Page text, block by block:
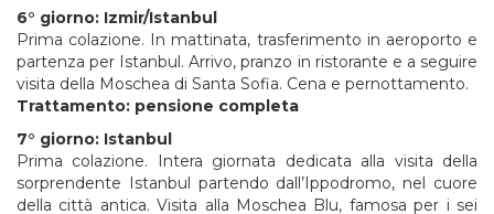
6° giorno: Izmir/Istanbul
Prima colazione. In mattinata, trasferimento in aeroporto e
partenza per Istanbul. Arrivo, pranzo in ristorante e a seguire
visita della Moschea di Santa Sofia. Cena e pernottamento.
Trattamento: pensione completa
7° giorno: Istanbul
Prima colazione. Intera giornata dedicata alla visita della
sorprendente Istanbul partendo dall’Ippodromo, nel cuore
della città antica. Visita alla Moschea Blu, famosa per i sei